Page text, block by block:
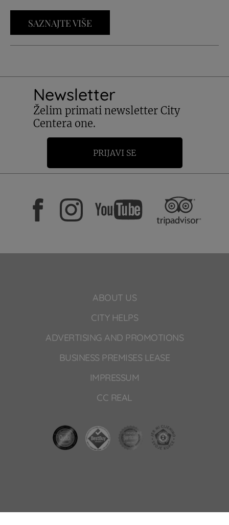
SAZNAJTE VIŠE
Newsletter
Želim primati newsletter City
Centera one.
PRIJAVI SE
ABOUT US
CITY HELPS
ADVERTISING AND PROMOTIONS
BUSINESS PREMISES LEASE
IMPRESSUM
CC REAL